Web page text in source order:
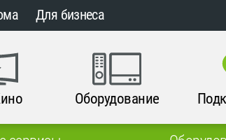
Для бизнеса
Оборудование